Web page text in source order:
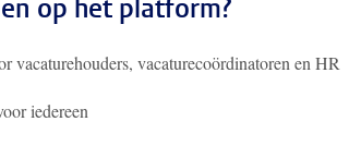
op het platform?
vacaturehouders, vacaturecoördinatoren en HR
iedereen